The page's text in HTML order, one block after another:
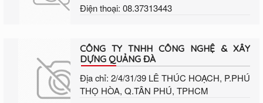
Điện thoại: 08.37313443
CÔNG TY TNHH CÔNG NGHỆ & XÂY
DỰNG QUẢNG ĐÀ
Địa chỉ: 2/4/31/39 LÊ THÚC HOẠCH, P.PHÚ
THỌ HÒA, Q.TÂN PHÚ, TPHCM